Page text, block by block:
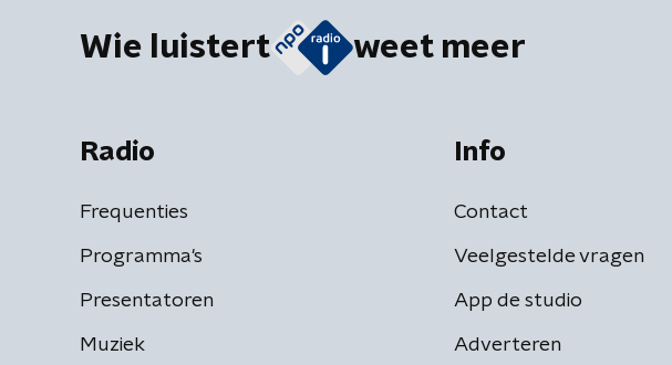
Wie luistert weet meer
Radio
Frequenties
Programma's
Presentatoren
Muziek
Info
Contact
Veelgestelde vragen
App de studio
Adverteren